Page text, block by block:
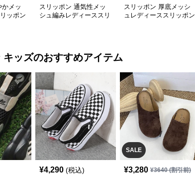
メッ
ッポン
スリッポン 通気性メッ
シュ編みレディーススリ
スリッポン 厚底メッシ
ュレディーススリッポン
キッズのおすすめアイテム
¥4,290 (税込)
SALE
¥3,280 ¥3640(割引前)